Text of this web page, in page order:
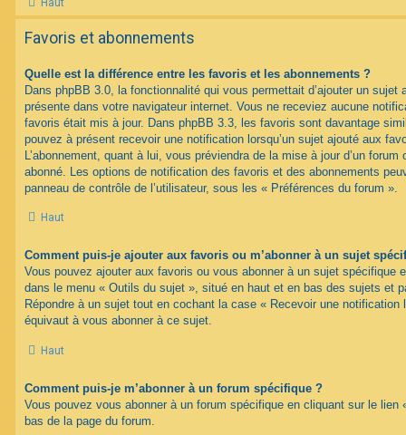
Haut
Favoris et abonnements
Quelle est la différence entre les favoris et les abonnements ?
Dans phpBB 3.0, la fonctionnalité qui vous permettait d’ajouter un
présente dans votre navigateur internet. Vous ne receviez aucune
favoris était mis à jour. Dans phpBB 3.3, les favoris sont davantage
pouvez à présent recevoir une notification lorsqu’un sujet ajouté aux
L’abonnement, quant à lui, vous préviendra de la mise à jour d’un forum
abonné. Les options de notification des favoris et des abonnements
panneau de contrôle de l’utilisateur, sous les « Préférences du forum ».
Haut
Comment puis-je ajouter aux favoris ou m’abonner à un sujet
Vous pouvez ajouter aux favoris ou vous abonner à un sujet spécifique
dans le menu « Outils du sujet », situé en haut et en bas des sujets et
Répondre à un sujet tout en cochant la case « Recevoir une notification
équivaut à vous abonner à ce sujet.
Haut
Comment puis-je m’abonner à un forum spécifique ?
Vous pouvez vous abonner à un forum spécifique en cliquant sur le lien
bas de la page du forum.